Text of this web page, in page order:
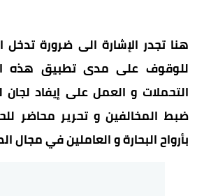
هنا تجدر الإشارة الى ضرورة
للوقوف على مدى تطبيق هذه
التحملات و العمل على إيفاد
ضبط المخالفين و تحرير محاضر
بأرواح البحارة و العاملين في مجال